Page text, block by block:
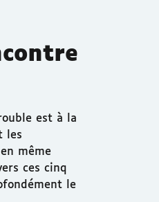
est à la
les
même
ces cinq
le